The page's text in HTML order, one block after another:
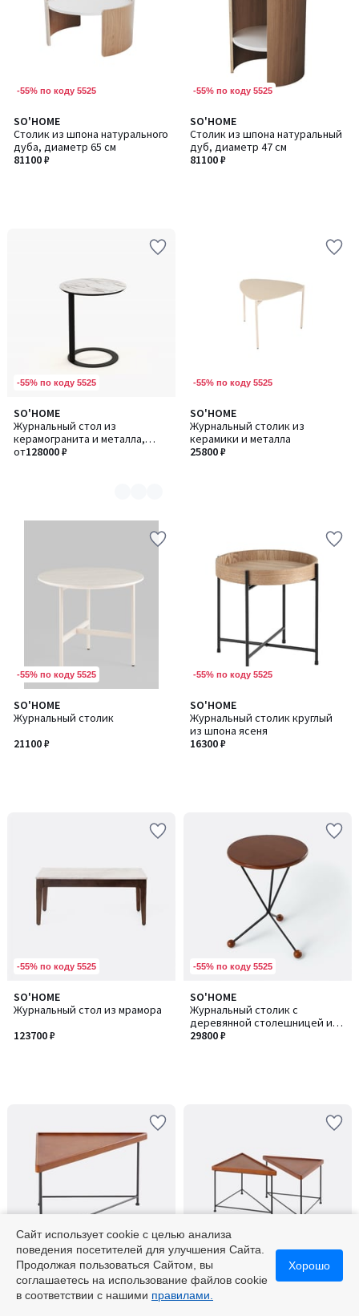
-55% по коду 5525
SO'HOME
Столик из шпона натурального
дуба, диаметр 65 см
81100 ₽
-55% по коду 5525
SO'HOME
Столик из шпона натуральный
дуб, диаметр 47 см
81100 ₽
-55% по коду 5525
SO'HOME
Журнальный стол из
керамогранита и металла,
высокий
от128000 ₽
Количество
цветов:
2
-55% по коду 5525
SO'HOME
Журнальный столик из
керамики и металла
25800 ₽
-55% по коду 5525
SO'HOME
Журнальный столик
21100 ₽
-55% по коду 5525
SO'HOME
Журнальный столик круглый
из шпона ясеня
16300 ₽
-55% по коду 5525
SO'HOME
Журнальный стол из мрамора
123700 ₽
-55% по коду 5525
SO'HOME
Журнальный столик с
деревянной столешницей и
шаровидными опорами
29800 ₽
-55% по коду 5525
SO'HOME
Журнальный столик с
SO'HOME
Набор треугольных столиков
Количество
цветов:
Сайт использует cookie с целью анализа
поведения посетителей для улучшения Сайта.
Продолжая пользоваться Сайтом, вы
соглашаетесь на использование файлов cookie
в соответствии с нашими правилами.
Хорошо